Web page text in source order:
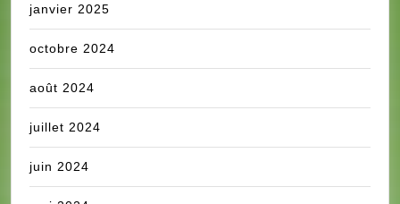
janvier 2025
octobre 2024
août 2024
juillet 2024
juin 2024